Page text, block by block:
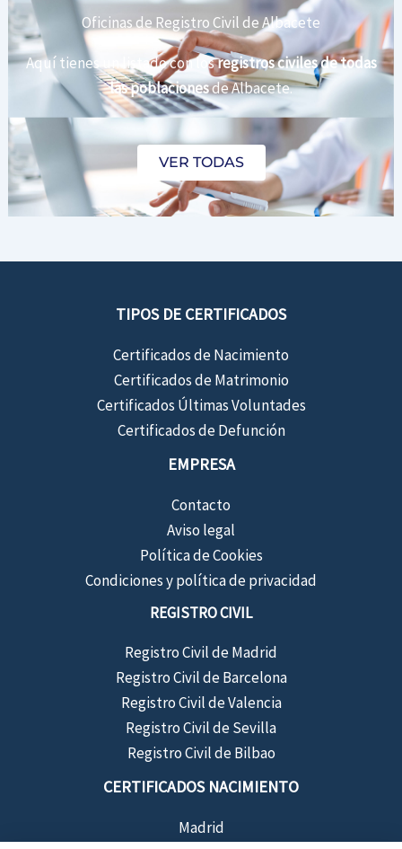
Oficinas de Registro Civil de Albacete
Aquí tienes un listado con losregistros civiles de todas
las poblacionesde Albacete.
VER TODAS
TIPOS DE CERTIFICADOS
Certificados de Nacimiento
Certificados de Matrimonio
Certificados Últimas Voluntades
Certificados de Defunción
EMPRESA
Contacto
Aviso legal
Política de Cookies
Condiciones y política de privacidad
REGISTRO CIVIL
Registro Civil de Madrid
Registro Civil de Barcelona
Registro Civil de Valencia
Registro Civil de Sevilla
Registro Civil de Bilbao
CERTIFICADOS NACIMIENTO
Madrid